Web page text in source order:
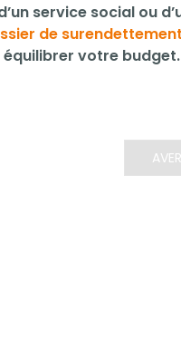
service social ou
de surendettement
équilibrer votre budget.